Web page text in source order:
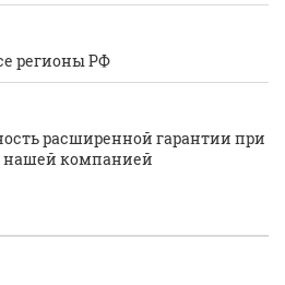
регионы РФ
расширенной гарантии при
нашей компанией